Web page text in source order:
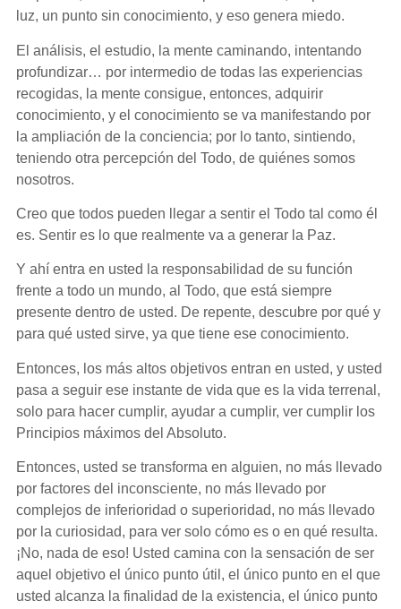
luz, un punto sin conocimiento, y eso genera miedo.
El análisis, el estudio, la mente caminando, intentando
profundizar… por intermedio de todas las experiencias
recogidas, la mente consigue, entonces, adquirir
conocimiento, y el conocimiento se va manifestando por
la ampliación de la conciencia; por lo tanto, sintiendo,
teniendo otra percepción del Todo, de quiénes somos
nosotros.
Creo que todos pueden llegar a sentir el Todo tal como él
es. Sentir es lo que realmente va a generar la Paz.
Y ahí entra en usted la responsabilidad de su función
frente a todo un mundo, al Todo, que está siempre
presente dentro de usted. De repente, descubre por qué y
para qué usted sirve, ya que tiene ese conocimiento.
Entonces, los más altos objetivos entran en usted, y usted
pasa a seguir ese instante de vida que es la vida terrenal,
solo para hacer cumplir, ayudar a cumplir, ver cumplir los
Principios máximos del Absoluto.
Entonces, usted se transforma en alguien, no más llevado
por factores del inconsciente, no más llevado por
complejos de inferioridad o superioridad, no más llevado
por la curiosidad, para ver solo cómo es o en qué resulta.
¡No, nada de eso! Usted camina con la sensación de ser
aquel objetivo el único punto útil, el único punto en el que
usted alcanza la finalidad de la existencia, el único punto